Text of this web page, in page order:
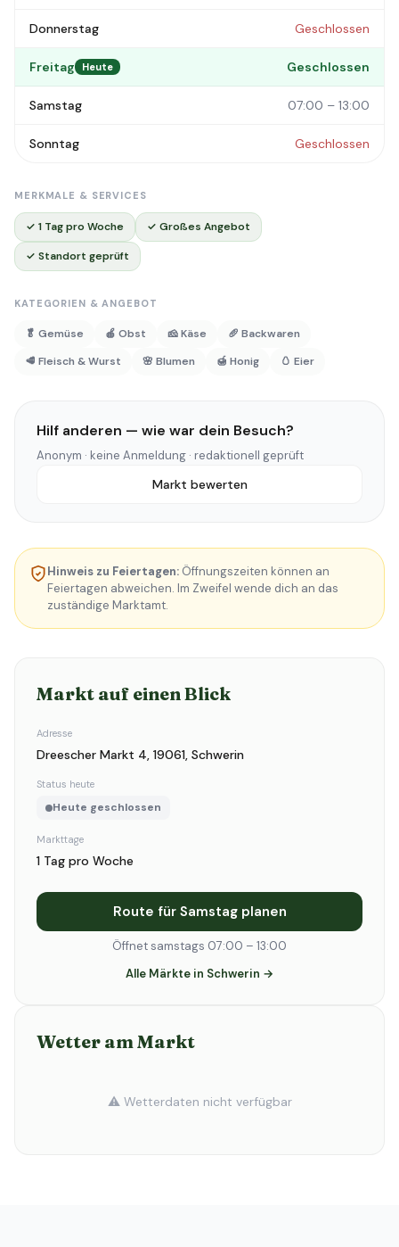
Donnerstag Geschlossen
Freitag Heute Geschlossen
Samstag 07:00 – 13:00
Sonntag Geschlossen
MERKMALE & SERVICES
✓ 1 Tag pro Woche ✓ Großes Angebot
✓ Standort geprüft
KATEGORIEN & ANGEBOT
🥬 Gemüse 🍎 Obst 🧀 Käse
🥖 Backwaren
🥩 Fleisch & Wurst
🌸 Blumen 🍯 Honig 🥚 Eier
Hilf anderen — wie war dein Besuch?
Anonym · keine Anmeldung · redaktionell geprüft
Markt bewerten
Hinweis zu Feiertagen: Öffnungszeiten können an
Feiertagen abweichen. Im Zweifel wende dich an das
zuständige Marktamt.
Markt auf einen Blick
Adresse
Dreescher Markt 4, 19061, Schwerin
Status heute
Heute geschlossen
Markttage
1 Tag pro Woche
Route für Samstag planen
Öffnet samstags 07:00 – 13:00
Alle Märkte in Schwerin →
Wetter am Markt
⚠️ Wetterdaten nicht verfügbar